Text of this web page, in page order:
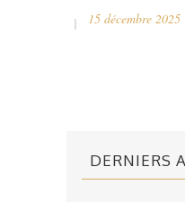
15 décembre 2025
DERNIERS